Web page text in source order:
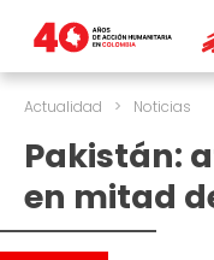
Actualidad > Noticias
Pakistán:
en mitad